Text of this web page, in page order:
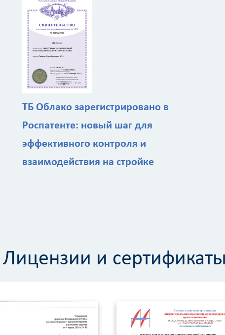
ТБ Облако зарегистрировано в
Роспатенте: новый шаг для
эффективного контроля и
взаимодействия на стройке
Лицензии и